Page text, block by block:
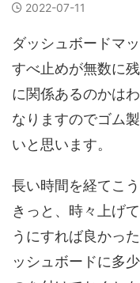
2022-07-11
ダッシュボードマ
すべ止めが無数に
に関係あるのかは
なりますのでゴム
いと思います。
長い時間を経てこ
きっと、時々上げ
うにすれば良かっ
ッシュボードに多